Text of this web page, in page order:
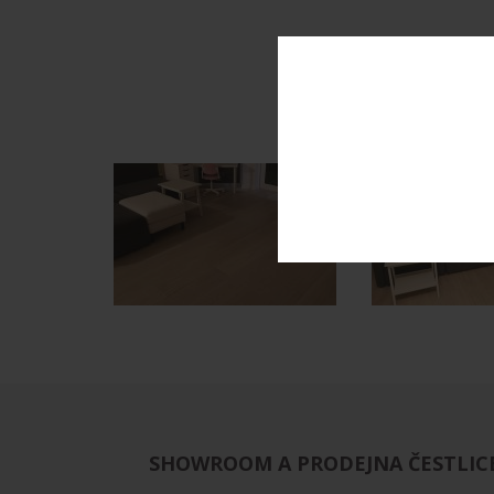
Rodinný dům v
SHOWROOM A PRODEJNA